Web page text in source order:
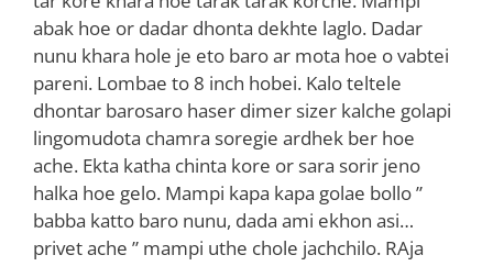
abak hoe or dadar dhonta dekhte laglo. Dadar
nunu khara hole je eto baro ar mota hoe o vabtei
pareni. Lombae to 8 inch hobei. Kalo teltele
dhontar barosaro haser dimer sizer kalche golapi
lingomudota chamra soregie ardhek ber hoe
ache. Ekta katha chinta kore or sara sorir jeno
halka hoe gelo. Mampi kapa kapa golae bollo ”
babba katto baro nunu, dada ami ekhon asi…
privet ache ” mampi uthe chole jachchilo. RAja